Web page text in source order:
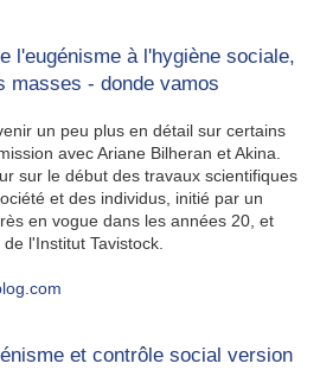
l'eugénisme à l'hygiène sociale,
masses - donde vamos
un peu plus en détail sur certains
avec Ariane Bilheran et Akina.
sur le début des travaux scientifiques
et des individus, initié par un
en vogue dans les années 20, et
l'Institut Tavistock.
et contrôle social version